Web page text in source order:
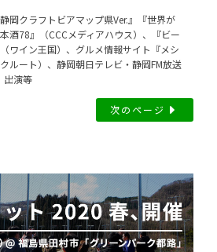
岡クラフトビアマップ県Ver.』『世界が
酒78』（CCCメディアハウス）、『ビー
ワイン王国）、グルメ情報サイト『メシ
ルート）、静岡朝日テレビ・静岡FM放送
出演等
次のページ